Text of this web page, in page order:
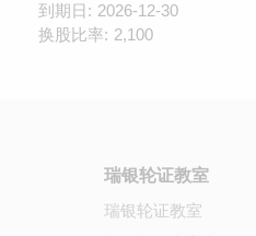
到期日: 2026-12-30
换股比率: 2,100
瑞银轮证教室
瑞银轮证教室